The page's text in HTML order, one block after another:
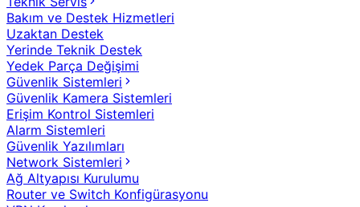
Bakım ve Destek Hizmetleri
Uzaktan Destek
Yerinde Teknik Destek
Yedek Parça Değişimi
Güvenlik Sistemleri
Güvenlik Kamera Sistemleri
Erişim Kontrol Sistemleri
Alarm Sistemleri
Güvenlik Yazılımları
Network Sistemleri
Ağ Altyapısı Kurulumu
Router ve Switch Konfigürasyonu